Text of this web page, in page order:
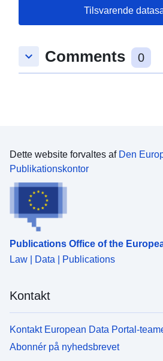
Tilsvarende
keyboard_arrow_down Comments 0
Dette website forvaltes af Den
Publikationskontor
Publications Office of the
Law | Data | Publications
Kontakt
Kontakt European Data Portal-
Abonnér på nyhedsbrevet